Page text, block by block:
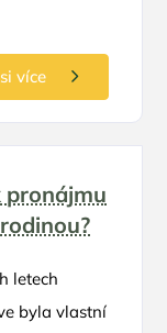
více
pronájmu
letech
byla vlastní